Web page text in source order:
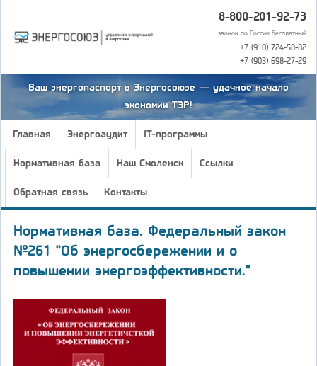
8-800-201-92-73
звонок по России бесплатный
+7 (910) 724-58-82
+7 (903) 698-27-29
Ваш энергопаспорт в Энергосоюзе — удачное начало
экономии ТЭР!
Главная Энергоаудит IT-программы
Нормативная база Наш Смоленск Ссылки
Обратная связь Контакты
Нормативная база. Федеральный закон
№261 "Об энергосбережении и о
повышении энергоэффективности."